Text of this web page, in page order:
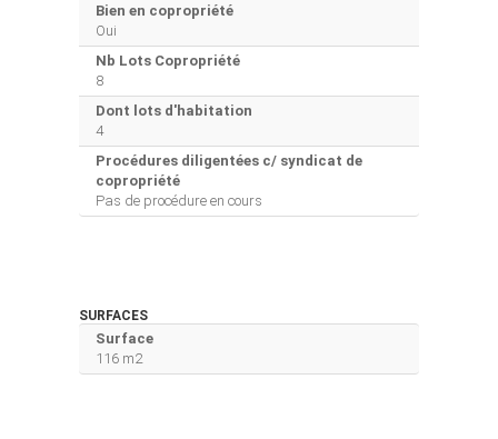
Bien en copropriété
Oui
Nb Lots Copropriété
8
Dont lots d'habitation
4
Procédures diligentées c/ syndicat de
copropriété
Pas de procédure en cours
SURFACES
Surface
116 m2